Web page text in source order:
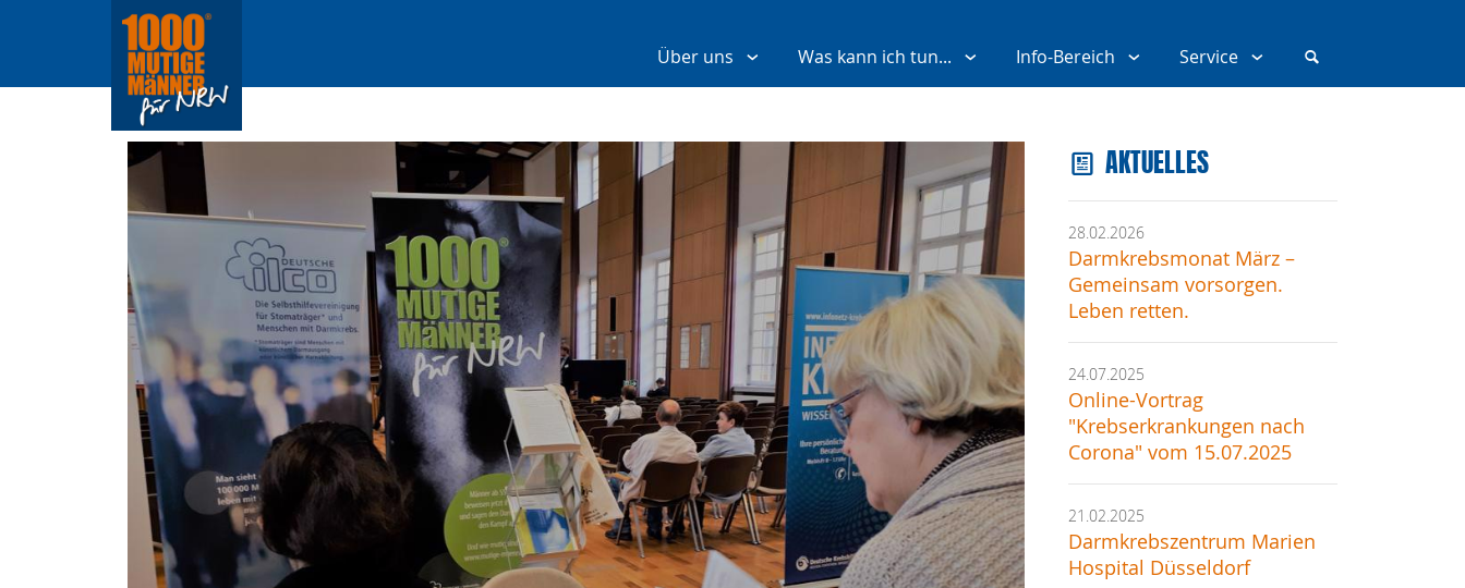
Über uns Was kann ich tun... Info-Bereich Service
AKTUELLES
28.02.2026
Darmkrebsmonat März –
Gemeinsam vorsorgen.
Leben retten.
24.07.2025
Online-Vortrag
"Krebserkrankungen nach
Corona" vom 15.07.2025
21.02.2025
Darmkrebszentrum Marien
Hospital Düsseldorf